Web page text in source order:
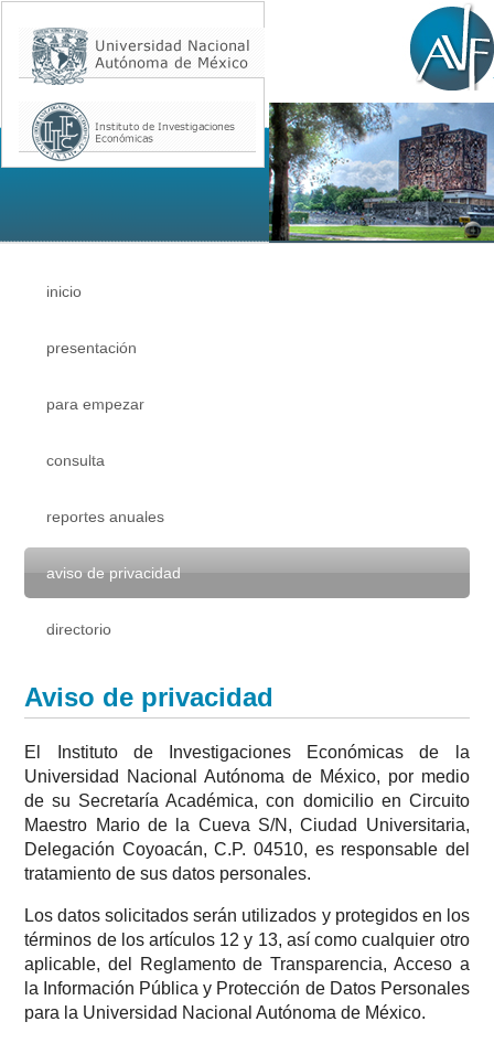
inicio
presentación
para empezar
consulta
reportes anuales
aviso de privacidad
directorio
Aviso de privacidad
El Instituto de Investigaciones Económicas de la
Universidad Nacional Autónoma de México, por medio
de su Secretaría Académica, con domicilio en Circuito
Maestro Mario de la Cueva S/N, Ciudad Universitaria,
Delegación Coyoacán, C.P. 04510, es responsable del
tratamiento de sus datos personales.
Los datos solicitados serán utilizados y protegidos en los
términos de los artículos 12 y 13, así como cualquier otro
aplicable, del Reglamento de Transparencia, Acceso a
la Información Pública y Protección de Datos Personales
para la Universidad Nacional Autónoma de México.